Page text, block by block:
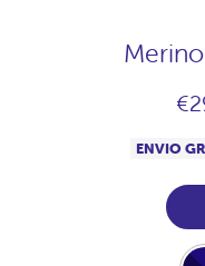
ENVIO